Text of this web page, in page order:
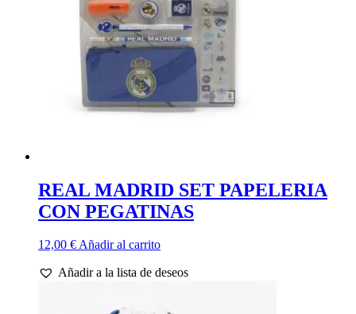
REAL MADRID SET PAPELERIA
CON PEGATINAS
12,00 €Añadir al carrito
Añadir a la lista de deseos